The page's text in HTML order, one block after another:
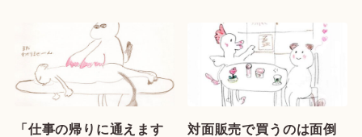
「仕事の帰りに通えます
対面販売で買うのは面倒